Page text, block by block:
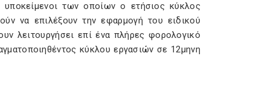
των οποίων ο ετήσιος κύκλος
να επιλέξουν την εφαρμογή του ειδικού
λειτουργήσει επί ένα πλήρες φορολογικό
κύκλου εργασιών σε 12μηνη